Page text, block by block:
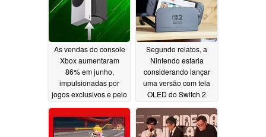
As vendas do console
Xbox aumentaram
86% em junho,
impulsionadas por
jogos exclusivos e pelo
07/23/2026
Segundo relatos, a
Nintendo estaria
considerando lançar
uma versão com tela
OLED do Switch 2
07/13/2026